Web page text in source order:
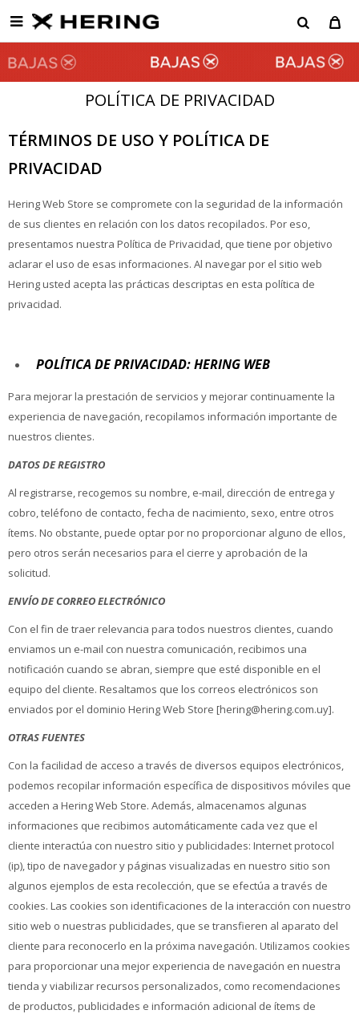

POLÍTICA DE PRIVACIDAD
TÉRMINOS DE USO Y POLÍTICA DE
PRIVACIDAD
Hering Web Store se compromete con la seguridad de la información
de sus clientes en relación con los datos recopilados. Por eso,
presentamos nuestra Política de Privacidad, que tiene por objetivo
aclarar el uso de esas informaciones. Al navegar por el sitio web
Hering usted acepta las prácticas descriptas en esta política de
privacidad.
POLÍTICA DE PRIVACIDAD: HERING WEB
Para mejorar la prestación de servicios y mejorar continuamente la
experiencia de navegación, recopilamos información importante de
nuestros clientes.
DATOS DE REGISTRO
Al registrarse, recogemos su nombre, e-mail, dirección de entrega y
cobro, teléfono de contacto, fecha de nacimiento, sexo, entre otros
ítems. No obstante, puede optar por no proporcionar alguno de ellos,
pero otros serán necesarios para el cierre y aprobación de la
solicitud.
ENVÍO DE CORREO ELECTRÓNICO
Con el fin de traer relevancia para todos nuestros clientes, cuando
enviamos un e-mail con nuestra comunicación, recibimos una
notificación cuando se abran, siempre que esté disponible en el
equipo del cliente. Resaltamos que los correos electrónicos son
enviados por el dominio Hering Web Store [hering@hering.com.uy].
OTRAS FUENTES
Con la facilidad de acceso a través de diversos equipos electrónicos,
podemos recopilar información específica de dispositivos móviles que
acceden a Hering Web Store. Además, almacenamos algunas
informaciones que recibimos automáticamente cada vez que el
cliente interactúa con nuestro sitio y publicidades: Internet protocol
(ip), tipo de navegador y páginas visualizadas en nuestro sitio son
algunos ejemplos de esta recolección, que se efectúa a través de
cookies. Las cookies son identificaciones de la interacción con nuestro
sitio web o nuestras publicidades, que se transfieren al aparato del
cliente para reconocerlo en la próxima navegación. Utilizamos cookies
para proporcionar una mejor experiencia de navegación en nuestra
tienda y viabilizar recursos personalizados, como recomendaciones
de productos, publicidades e información adicional de ítems de